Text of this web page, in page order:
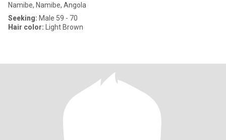
Namibe, Namibe, Angola
Seeking: Male 59 - 70
Hair color: Light Brown